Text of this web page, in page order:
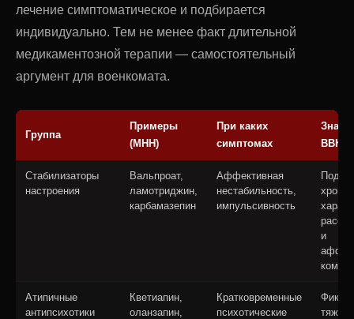
лечение симптоматическое и подбирается
индивидуально. Тем не менее факт длительной
медикаментозной терапии — самостоятельный
аргумент для военкомата.
Группа
Примеры
(МНН)
При каких
симптомах
ВВК
Стабилизаторы
настроения
Вальпроат,
ламотриджин,
карбамазепин
Аффективная
нестабильность,
импульсивность
и
Атипичные
антипсихотики
Кветиапин,
оланзапин,
Кратковременные
психотические